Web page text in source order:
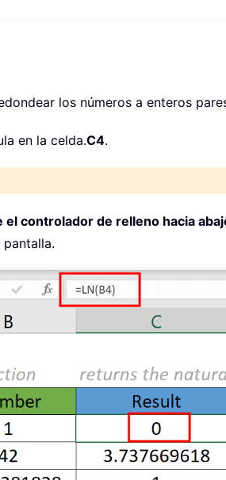
los números a enteros
en la celda.C4.
el controlador de relleno hacia